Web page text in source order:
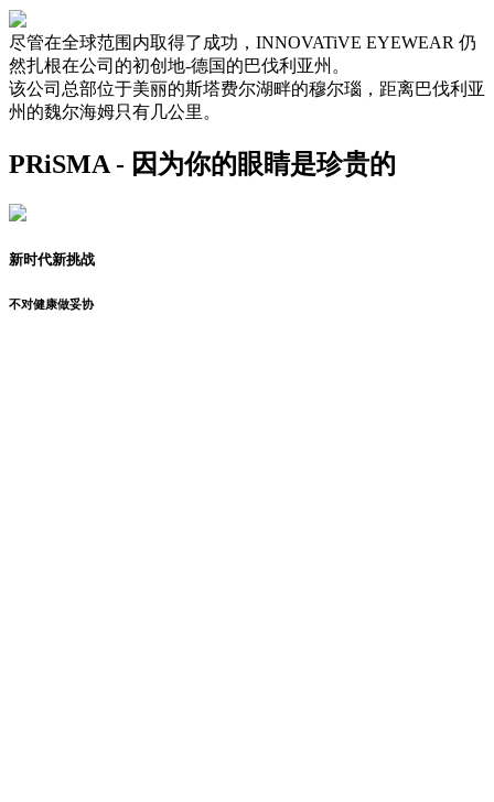
尽管在全球范围内取得了成功，INNOVATiVE EYEWEAR 仍
然扎根在公司的初创地-德国的巴伐利亚州。
该公司总部位于美丽的斯塔费尔湖畔的穆尔瑙，距离巴伐利亚
州的魏尔海姆只有几公里。
PRiSMA - 因为你的眼睛是珍贵的
新时代新挑战
不对健康做妥协